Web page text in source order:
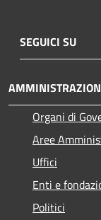
SEGUICI SU
Organi di
Aree
Uffici
Enti e
Politici